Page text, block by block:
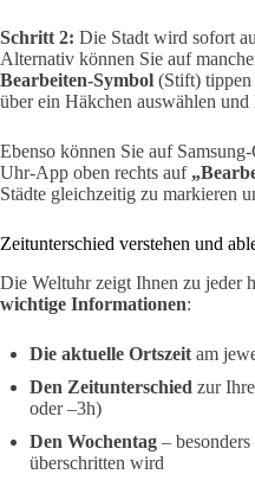
Schritt 2: Die Stadt wird sofort
Alternativ können Sie auf
Bearbeiten-Symbol (Stift) tippen
über ein Häkchen auswählen und
Ebenso können Sie auf
Uhr-App oben rechts auf
Städte gleichzeitig zu markieren
Zeitunterschied verstehen und
Die Weltuhr zeigt Ihnen zu jeder
wichtige Informationen:
Die aktuelle Ortszeit am
Den Zeitunterschied zur
oder –3h)
Den Wochentag –
überschritten wird